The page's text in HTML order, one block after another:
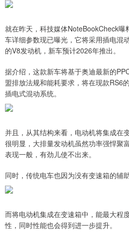
就在昨天，科技媒体NoteBookCheck
车详细参数现已曝光，它将采用插电混
的V8发动机，新车预计2026年推出。
据介绍，这款新车将基于奥迪最新的
盟排放法规和能耗要求，将在现款RS6
插电式混动系统。
并且，从其结构来看，电动机将集成在
很明显，大排量发动机虽然功率强悍聚
表现一般，有劲儿使不出来。
同时，传统电车也因为没有变速箱的辅
而将电动机集成在变速箱中，能最大程
性，同时性能也会得到进一步提升。